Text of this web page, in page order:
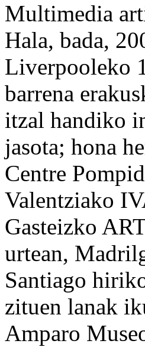
Multimedia
Hala, bada,
Liverpooleko
barrena
itzal handiko
jasota; hona
Centre
Valentziako
Gasteizko
urtean,
Santiago
zituen lanak
Amparo